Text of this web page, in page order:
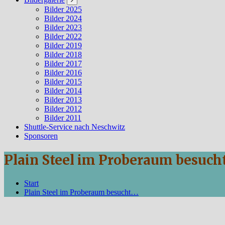
Bilder 2025
Bilder 2024
Bilder 2023
Bilder 2022
Bilder 2019
Bilder 2018
Bilder 2017
Bilder 2016
Bilder 2015
Bilder 2014
Bilder 2013
Bilder 2012
Bilder 2011
Shuttle-Service nach Neschwitz
Sponsoren
Plain Steel im Proberaum
Start
Plain Steel im Proberaum besucht…